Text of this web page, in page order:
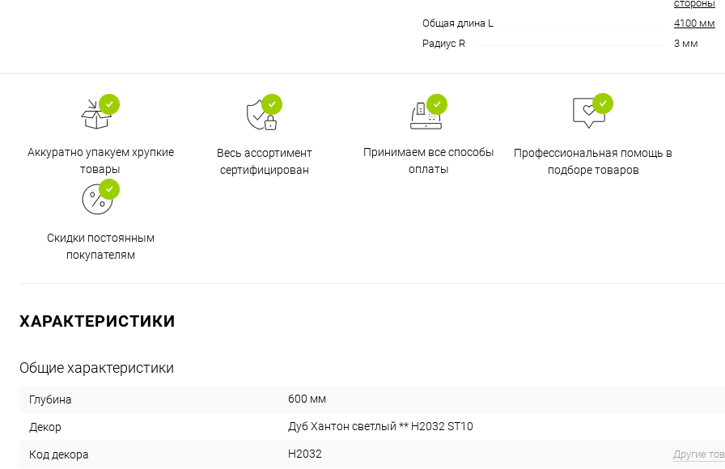
стороны
Общая длина L
4100 мм
Радиус R
3 мм
Аккуратно упакуем хрупкие
товары
Весь ассортимент
сертифицирован
Принимаем все способы
оплаты
Профессиональная помощь в
подборе товаров
Скидки постоянным
покупателям
ХАРАКТЕРИСТИКИ
Общие характеристики
Глубина 600 мм
Декор Дуб Хантон светлый ** H2032 ST10
Код декора H2032 Другие